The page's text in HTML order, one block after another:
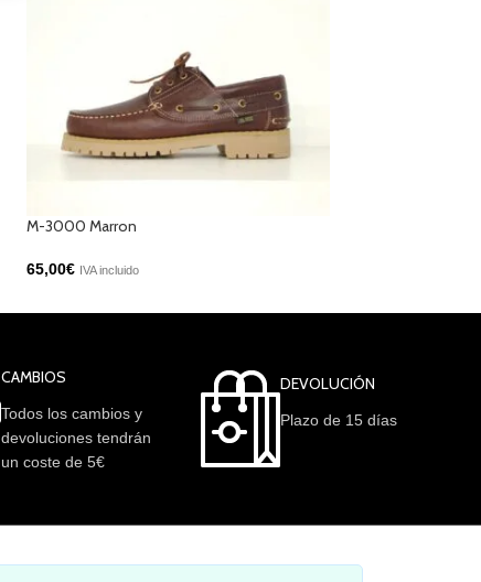
M-3000 Marron
65,00€ IVA incluido
CAMBIOS
Todos los cambios y
devoluciones tendrán
un coste de 5€
DEVOLUCIÓN
Plazo de 15 días